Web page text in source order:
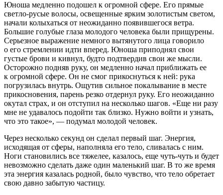
Юноша медленно подошел к огромной сфере. Его прямые
светло-русые волосы, освещенные ярким золотистым светом,
начали колыхаться от неожиданно появившегося ветра.
Большие голубые глаза молодого человека были прищурены.
Серьезное выражение немного вытянутого лица говорило
о его стремлении идти вперед. Юноша приподнял свои
густые брови и кивнул, будто подтвердив свои же мысли.
Осторожно подняв руку, он медленно начал приближать ее
к огромной сфере. Он не смог прикоснуться к ней: рука
погрузилась внутрь. Ощутив сильное покалывание в месте
прикосновения, парень резко отдернул руку. Его неожиданно
окутал страх, и он отступил на несколько шагов. «Еще ни разу
мне не удавалось подойти так близко. Нужно войти и узнать,
что это такое», — подумал молодой человек.
Через несколько секунд он сделал первый шаг. Энергия,
исходящая от сферы, наполняла его тело, сливалась с ним.
Ноги становились все тяжелее, казалось, еще чуть-чуть и будет
невозможно сделать даже один маленький шаг. В то же время
эта энергия казалась родной, было чувство, что тело обретает
свою давно забытую частицу.